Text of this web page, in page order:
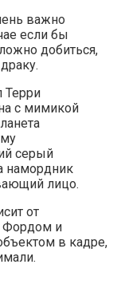
важно
если бы
добиться,
Терри
с мимикой
серый
намордник
лицо.
от
Фордом и
в кадре,